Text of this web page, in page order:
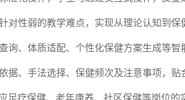
性弱的教学难点，实现从理论认知到保
询、体质适配、个性化保健方案生成等
据、手法选择、保健频次及注意事项，
疗保健、老年康养、社区保健等岗位的